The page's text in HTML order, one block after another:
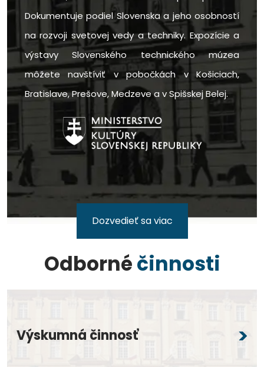
Dokumentuje podiel Slovenska a jeho osobností
na rozvoji svetovej vedy a techniky. Expozície a
výstavy Slovenského technického múzea
môžete navštíviť v pobočkách v Košiciach,
Bratislave, Prešove, Medzeve a v Spišskej Belej.
Dozvedieť sa viac
Odbornéčinnosti
Výskumná činnosť